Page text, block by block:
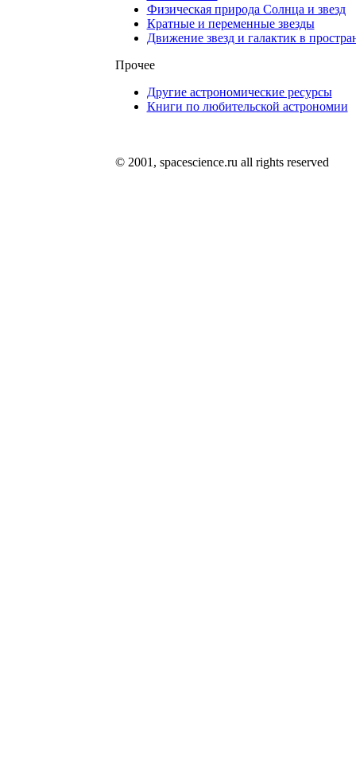
Физическая природа Солнца и звезд
Кратные и переменные звезды
Движение звезд и галактик в
Прочее
Другие астрономические ресурсы
Книги по любительской астрономии
© 2001, spacescience.ru all rights reserved